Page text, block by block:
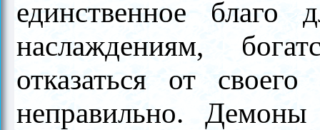
единственное
наслаждениям,
отказаться от
неправильно.